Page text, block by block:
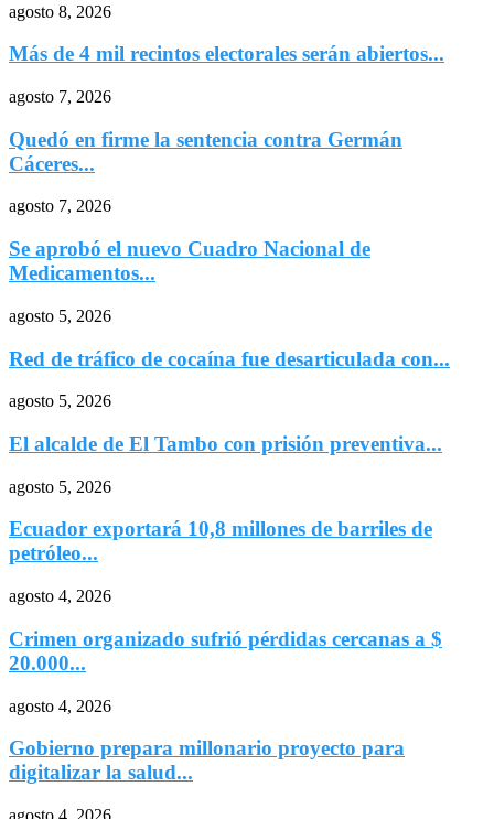
agosto 8, 2026
Más de 4 mil recintos electorales serán abiertos...
agosto 7, 2026
Quedó en firme la sentencia contra Germán
Cáceres...
agosto 7, 2026
Se aprobó el nuevo Cuadro Nacional de
Medicamentos...
agosto 5, 2026
Red de tráfico de cocaína fue desarticulada con...
agosto 5, 2026
El alcalde de El Tambo con prisión preventiva...
agosto 5, 2026
Ecuador exportará 10,8 millones de barriles de
petróleo...
agosto 4, 2026
Crimen organizado sufrió pérdidas cercanas a $
20.000...
agosto 4, 2026
Gobierno prepara millonario proyecto para
digitalizar la salud...
agosto 4, 2026